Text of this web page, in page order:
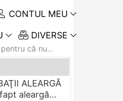
CONTUL MEU
DIVERSE
că nu...
ALEARGĂ
aleargă...